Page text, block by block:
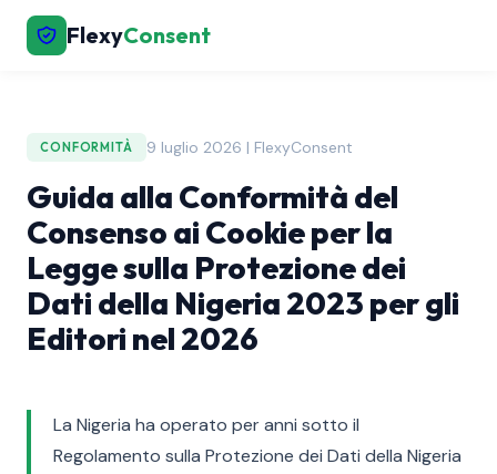
FlexyConsent
CONFORMITÀ 9 luglio 2026 | FlexyConsent
Guida alla Conformità del
Consenso ai Cookie per la
Legge sulla Protezione dei
Dati della Nigeria 2023 per gli
Editori nel 2026
La Nigeria ha operato per anni sotto il
Regolamento sulla Protezione dei Dati della Nigeria